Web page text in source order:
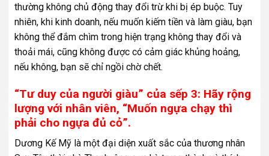
thường không chủ động thay đổi trừ khi bị ép buộc. Tuy
nhiên, khi kinh doanh, nếu muốn kiếm tiền và làm giàu, bạn
không thể đắm chìm trong hiện trạng không thay đổi và
thoải mái, cũng không được có cảm giác khủng hoảng,
nếu không, bạn sẽ chỉ ngồi chờ chết.
“Tư duy của người giàu” của sếp 3: Hãy rộng
lượng với nhân viên, “Muốn ngựa chạy thì
phải cho ngựa đủ cỏ”.
Dương Kế Mỹ là một đại diện xuất sắc của thương nhân